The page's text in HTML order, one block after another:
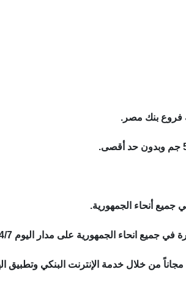
فروع بنك مصر.
جميع أنحاء الجمهورية.
جميع انحاء الجمهورية على مدار اليوم 24/7.
مجاناً من خلال خدمة الإنترنت البنكي وتطبيق